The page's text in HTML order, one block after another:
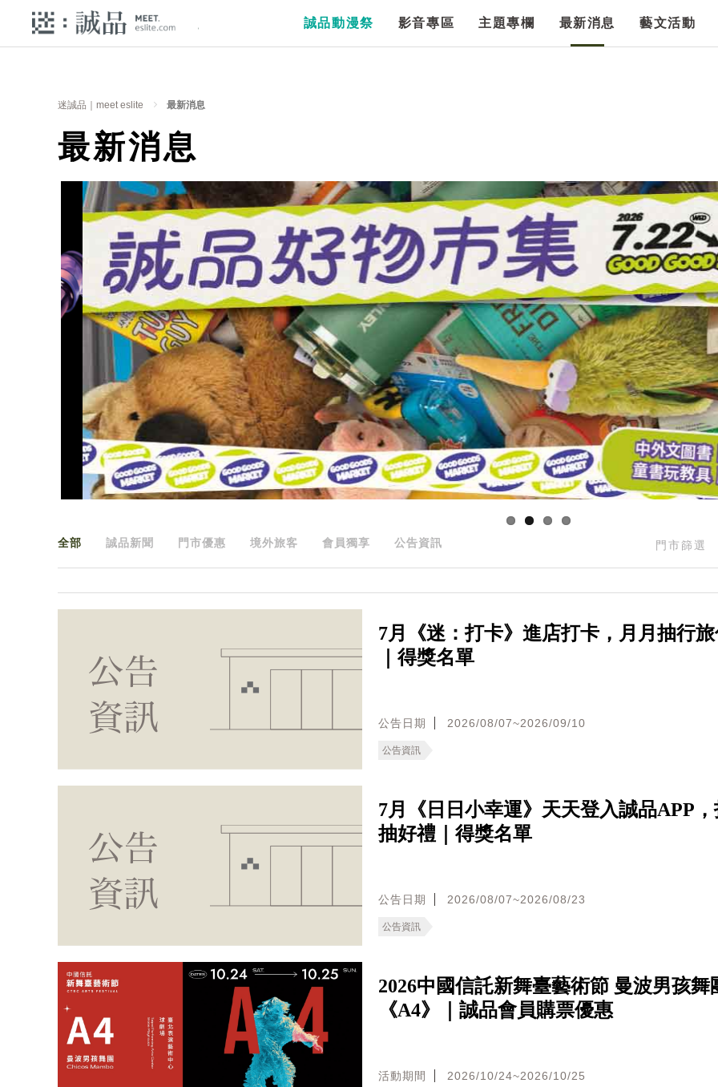
誠品動漫祭 影音專區 主題專欄 最新消息 藝文活動
迷誠品｜meet eslite 最新消息
最新消息
門市篩選
全部 誠品新聞 門市優惠 境外旅客 會員獨享 公告資訊
7月《迷：打卡》進店打卡，月月抽行
｜得獎名單
公告日期 2026/08/07~2026/09/10
公告資訊
7月《日日小幸運》天天登入誠品APP，
抽好禮｜得獎名單
公告日期 2026/08/07~2026/08/23
公告資訊
2026中國信託新舞臺藝術節 曼波男孩舞
《A4》｜誠品會員購票優惠
活動期間 2026/10/24~2026/10/25